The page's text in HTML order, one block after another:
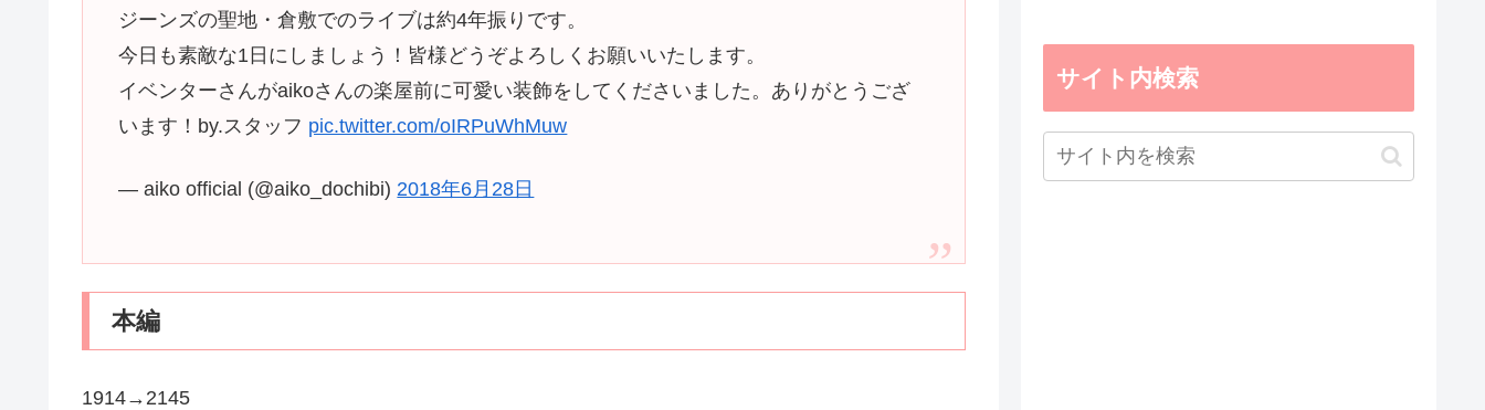
ジーンズの聖地・倉敷でのライブは約4年振りです。
今日も素敵な1日にしましょう！皆様どうぞよろしくお願いいたします。
イベンターさんがaikoさんの楽屋前に可愛い装飾をしてくださいました。ありがとうござ
います！by.スタッフ pic.twitter.com/oIRPuWhMuw
— aiko official (@aiko_dochibi) 2018年6月28日
本編
1914→2145
サイト内検索